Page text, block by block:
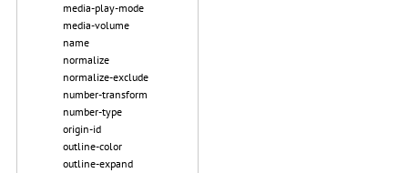
media-play-mode
media-volume
name
normalize
normalize-exclude
number-transform
number-type
origin-id
outline-color
outline-expand